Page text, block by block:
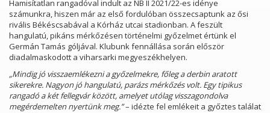
Hamisítatlan rangadóval indult az NB II 2021/22-es idénye
számunkra, hiszen már az első fordulóban összecsaptunk az ősi
rivális Békéscsabával a Kórház utcai stadionban. A feszült
hangulatú, pikáns mérkőzésen történelmi győzelmet értünk el
Germán Tamás góljával. Klubunk fennállása során először
diadalmaskodott a viharsarki megyeszékhelyen.
„Mindig jó visszaemlékezni a győzelmekre, főleg a derbin aratott
sikerekre. Nagyon jó hangulatú, parázs mérkőzés volt. Egy tipikus
rangadó a két fellegvár között, amelyet utólag visszagondolva
megérdemelten nyertünk meg.”– idézte fel emlékeit a győztes találat